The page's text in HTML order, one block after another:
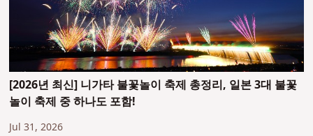
[2026년 최신] 니가타 불꽃놀이 축제 총정리, 일본 3대 불꽃
놀이 축제 중 하나도 포함!
Jul 31, 2026